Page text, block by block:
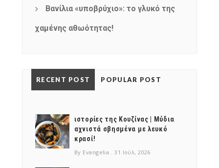
Βανίλια «υποβρύχιο»: το γλυκό της
χαμένης αθωότητας!
RECENT POST POPULAR POST
ιστορίες της Κουζίνας | Μύδια
αχνιστά σβησμένα με λευκό
κρασί!
By Evangelia 31 Ιούλ, 2026